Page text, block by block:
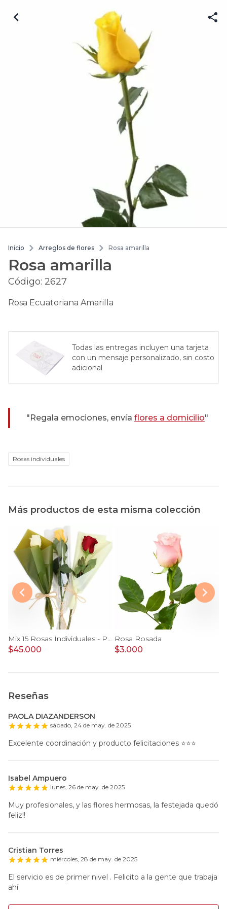
Inicio Arreglos de flores Rosa amarilla
Rosa amarilla
Código: 2627
Rosa Ecuatoriana Amarilla
Todas las entregas incluyen una tarjeta
con un mensaje personalizado, sin costo
adicional
"Regala emociones, envía flores a domicilio"
Rosas individuales
Más productos de esta misma colección
Mix 15 Rosas Individuales - Pack de 15 rosas individuales de colores surtidos envueltas en papel.
$45.000
Rosa Rosada
$3.000
Reseñas
PAOLA DIAZANDERSON
sábado, 24 de may. de 2025
Excelente coordinación y producto felicitaciones ⭐️⭐️⭐️
Isabel Ampuero
lunes, 26 de may. de 2025
Muy profesionales, y las flores hermosas, la festejada quedó
feliz!!
Cristian Torres
miércoles, 28 de may. de 2025
El servicio es de primer nivel . Felicito a la gente que trabaja
ahí